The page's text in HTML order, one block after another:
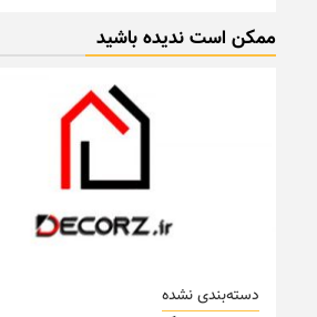
ممکن است ندیده باشید
دسته‌بندی نشده